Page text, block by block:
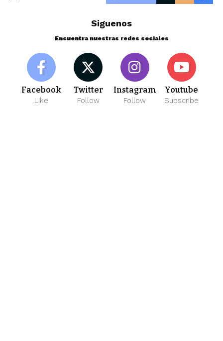
Siguenos
Encuentra nuestras redes sociales
Facebook
Like
Twitter
Follow
Instagram
Follow
Youtube
Subscribe